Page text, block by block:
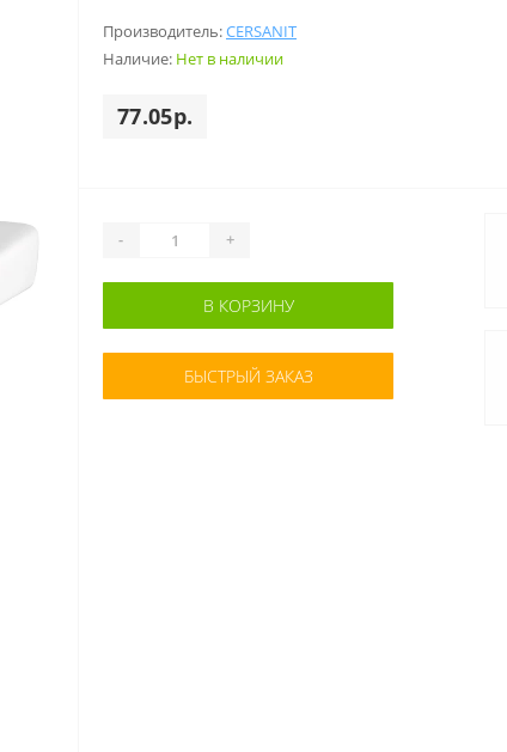
Производитель:CERSANIT
Наличие: Нет в наличии
77.05р.
- +
В КОРЗИНУ
БЫСТРЫЙ ЗАКАЗ